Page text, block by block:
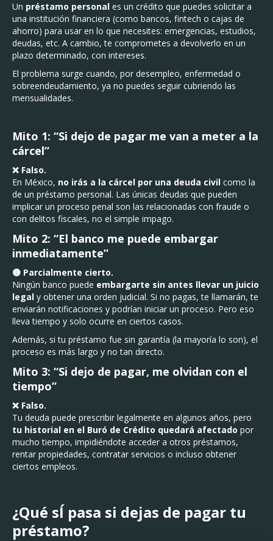
Un préstamo personal es un crédito que puedes solicitar a
una institución financiera (como bancos, fintech o cajas de
ahorro) para usar en lo que necesites: emergencias, estudios,
deudas, etc. A cambio, te comprometes a devolverlo en un
plazo determinado, con intereses.
El problema surge cuando, por desempleo, enfermedad o
sobreendeudamiento, ya no puedes seguir cubriendo las
mensualidades.
Mito 1: “Si dejo de pagar me van a meter a la
cárcel”
❌ Falso.
En México, no irás a la cárcel por una deuda civil como la
de un préstamo personal. Las únicas deudas que pueden
implicar un proceso penal son las relacionadas con fraude o
con delitos fiscales, no el simple impago.
Mito 2: “El banco me puede embargar
inmediatamente”
🟡 Parcialmente cierto.
Ningún banco puede embargarte sin antes llevar un juicio
legal y obtener una orden judicial. Si no pagas, te llamarán, te
enviarán notificaciones y podrían iniciar un proceso. Pero eso
lleva tiempo y solo ocurre en ciertos casos.
Además, si tu préstamo fue sin garantía (la mayoría lo son), el
proceso es más largo y no tan directo.
Mito 3: “Si dejo de pagar, me olvidan con el
tiempo”
❌ Falso.
Tu deuda puede prescribir legalmente en algunos años, pero
tu historial en el Buró de Crédito quedará afectado por
mucho tiempo, impidiéndote acceder a otros préstamos,
rentar propiedades, contratar servicios o incluso obtener
ciertos empleos.
¿Qué sÍ pasa si dejas de pagar tu
préstamo?